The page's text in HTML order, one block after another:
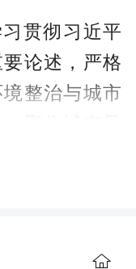
贯彻习近平
论述，严格
整治与城市
聚焦城市风
不断完善城